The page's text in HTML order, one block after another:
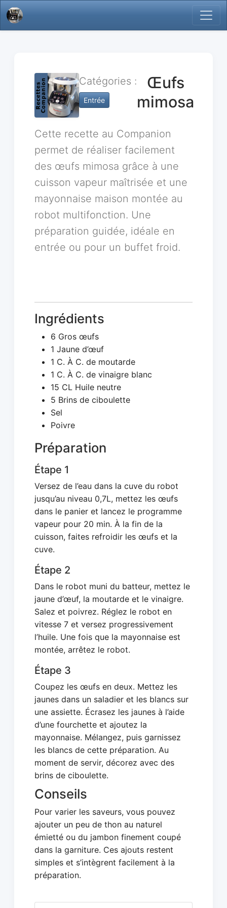
Catégories :
Entrée
Œufs
mimosa
Cette recette au Companion
permet de réaliser facilement
des œufs mimosa grâce à une
cuisson vapeur maîtrisée et une
mayonnaise maison montée au
robot multifonction. Une
préparation guidée, idéale en
entrée ou pour un buffet froid.
Ingrédients
6 Gros œufs
1 Jaune d’œuf
1 C. À C. de moutarde
1 C. À C. de vinaigre blanc
15 CL Huile neutre
5 Brins de ciboulette
Sel
Poivre
Préparation
Étape 1
Versez de l’eau dans la cuve du robot
jusqu’au niveau 0,7L, mettez les œufs
dans le panier et lancez le programme
vapeur pour 20 min. À la fin de la
cuisson, faites refroidir les œufs et la
cuve.
Étape 2
Dans le robot muni du batteur, mettez le
jaune d’œuf, la moutarde et le vinaigre.
Salez et poivrez. Réglez le robot en
vitesse 7 et versez progressivement
l’huile. Une fois que la mayonnaise est
montée, arrêtez le robot.
Étape 3
Coupez les œufs en deux. Mettez les
jaunes dans un saladier et les blancs sur
une assiette. Écrasez les jaunes à l’aide
d’une fourchette et ajoutez la
mayonnaise. Mélangez, puis garnissez
les blancs de cette préparation. Au
moment de servir, décorez avec des
brins de ciboulette.
Conseils
Pour varier les saveurs, vous pouvez
ajouter un peu de thon au naturel
émietté ou du jambon finement coupé
dans la garniture. Ces ajouts restent
simples et s’intègrent facilement à la
préparation.